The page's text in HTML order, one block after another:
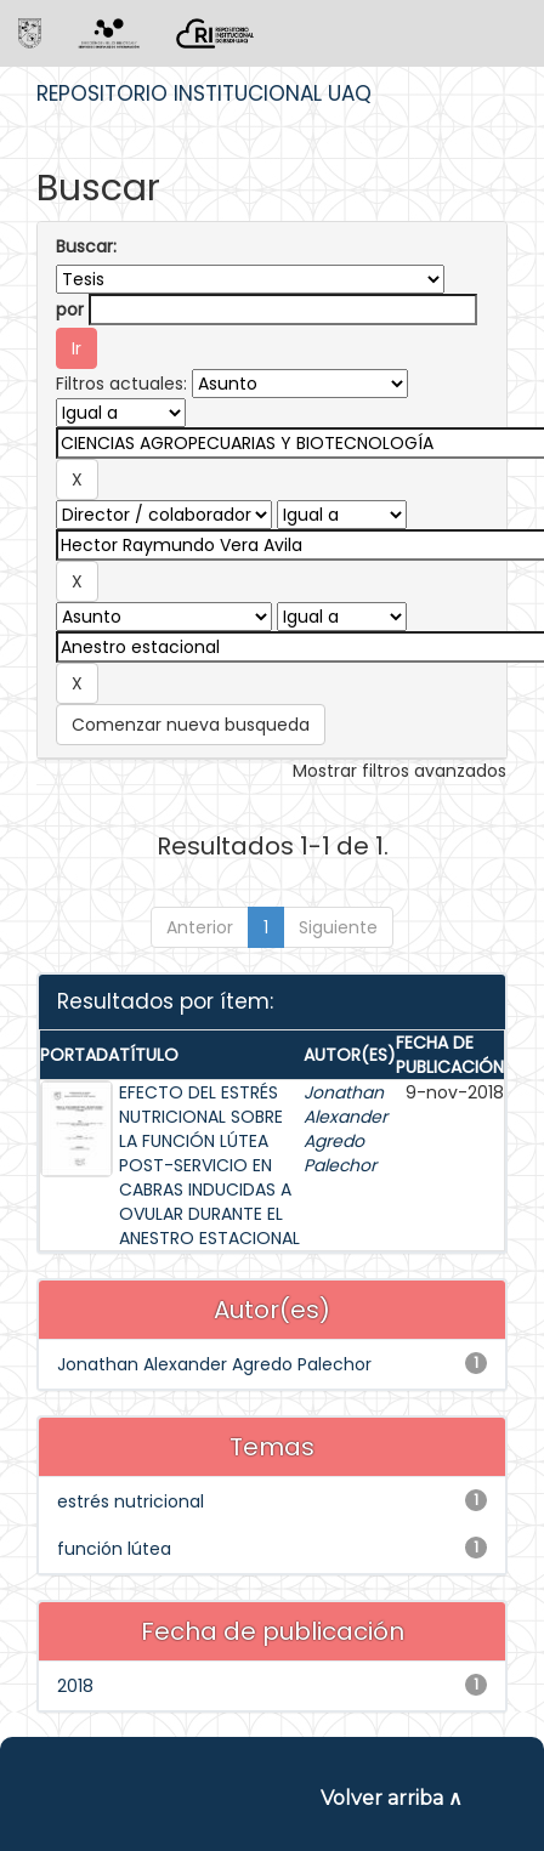
REPOSITORIO INSTITUCIONAL UAQ
Buscar
Buscar:
por
Filtros actuales:
Comenzar nueva busqueda
Mostrar filtros avanzados
Resultados 1-1 de 1.
Anterior 1 Siguiente
Resultados por ítem:
PORTADATÍTULO AUTOR(ES)FECHA DE
PUBLICACIÓN
EFECTO DEL ESTRÉS
NUTRICIONAL SOBRE
LA FUNCIÓN LÚTEA
POST-SERVICIO EN
CABRAS INDUCIDAS A
OVULAR DURANTE EL
ANESTRO ESTACIONAL
Jonathan
Alexander
Agredo
Palechor
9-nov-2018
Autor(es)
1
Jonathan Alexander Agredo Palechor
Temas
1
estrés nutricional
1
función lútea
Fecha de publicación
1
2018
Volver arriba ∧